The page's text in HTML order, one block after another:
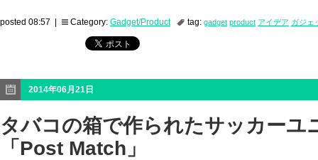
posted 08:57 | Category: Gadget/Product tag: gadget product アイデア ガジェ
2014年06月21日
タバコの箱で作られたサッカーユ
「Post Match」